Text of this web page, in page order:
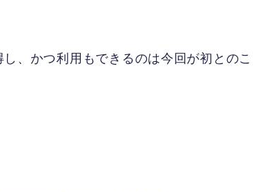
、かつ利用もできるのは今回が初とのこ